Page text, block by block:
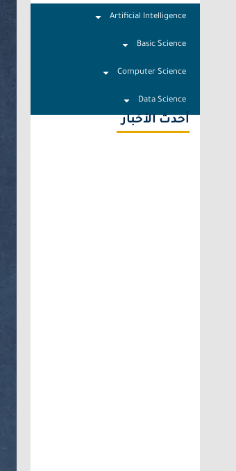
Artificial Intelligence
Basic Science
Computer Science
Data Science
أحدث الأخبار